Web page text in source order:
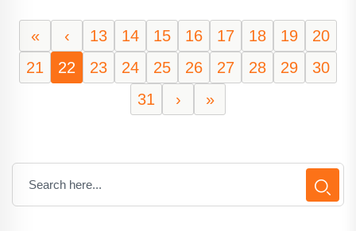
« ‹ 13 14 15 16 17 18 19
20
21
22 23 24 25 26 27 28 29
30
31
› »